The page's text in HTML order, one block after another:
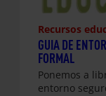
Recursos
GUIA DE
FORMAL
Ponemos a
entorno